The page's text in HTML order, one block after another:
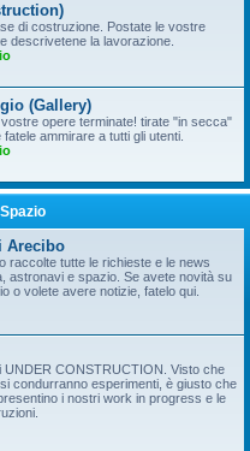
di costruzione. Postate le vostre
descrivetene la lavorazione.
(Gallery)
opere terminate! tirate "in secca"
ammirare a tutti gli utenti.
Arecibo
raccolte tutte le richieste e le news
astronavi e spazio. Se avete novità su
o volete avere notizie, fatelo qui.
UNDER CONSTRUCTION. Visto che
condurranno esperimenti, è giusto che
i nostri work in progress e le